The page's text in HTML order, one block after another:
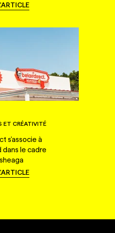
ET CRÉATIVITÉ
s'associe à
dans le cadre